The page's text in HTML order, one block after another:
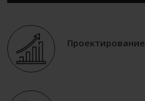
Проектирование